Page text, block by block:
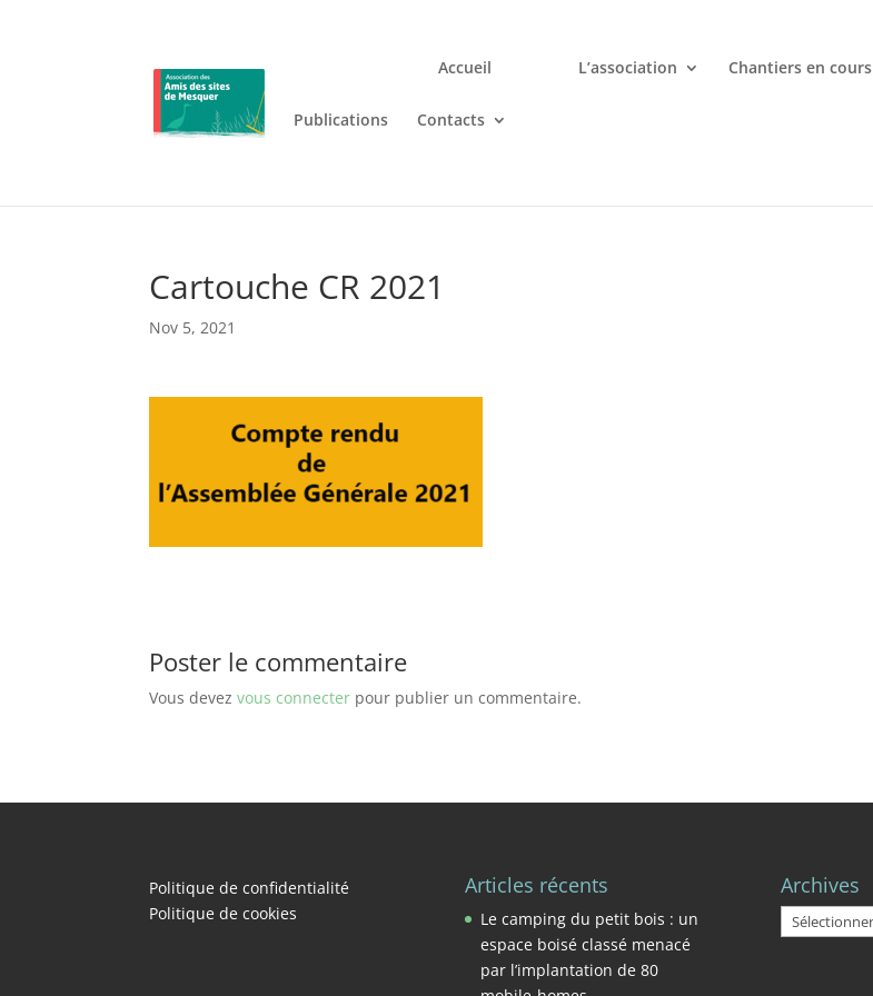
Accueil L’association Chantiers en cours
Publications Contacts
Jouez n’importe où et n’importe quand avec votre smartphone chez
Cartouche CR 2021
Nov 5, 2021
Poster le commentaire
Vous devezvous connecter pour publier un commentaire.
Politique de confidentialité
Politique de cookies
Articles récents
Le camping du petit bois : un
espace boisé classé menacé
par l’implantation de 80
Archives
Archives